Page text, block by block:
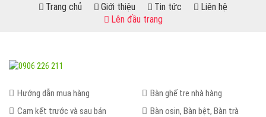
Trang chủ Giới thiệu Tin tức
Liên hệ
Lên đầu trang
Hướng dẫn mua hàng
Cam kết trước và sau bán
Bàn ghế tre nhà hàng
Bàn osin, Bàn bệt, Bàn trà